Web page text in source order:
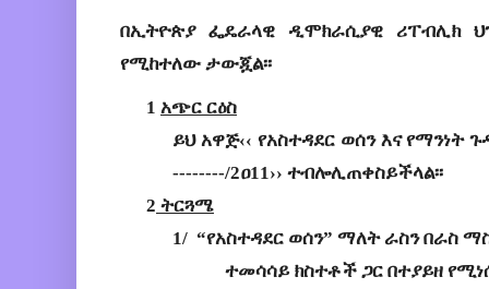
በኢትዮጵያ ፌዴራላዊ ዲሞክራሲያዊ ሪፐብሊክ
የሚከተለው ታውጇል፡፡
1 አጭር ርዕስ
ይህ አዋጅ‹‹ የአስተዳደር ወሰን እና የማንነት
--------/2ዐ11›› ተብሎሊጠቀስይችላል፡፡
2 ትርጓሜ
1/ “የአስተዳደር ወሰን” ማለት ራስን በራስ
ተመሳሳይ ክስተቶች ጋር በተያይዘ